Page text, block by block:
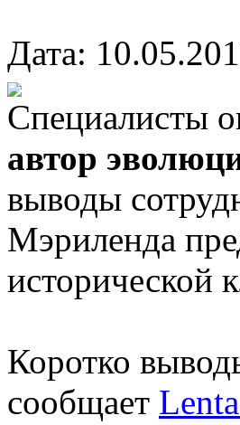
Дата:
Специалисты
автор
выводы
Мэриленда
исторической
Коротко
сообщает